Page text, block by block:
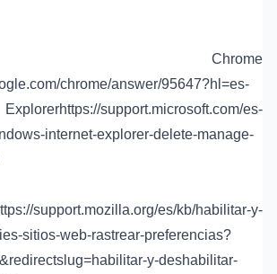
Chrome
chrome/answer/95647?hl=es-
support.microsoft.com/es-
internet-explorer-delete-manage-
support.mozilla.org/es/kb/habilitar-y-
sitios-web-rastrear-preferencias?
y-deshabilitar-